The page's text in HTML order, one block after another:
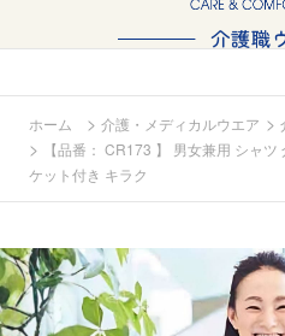
ホーム > 介護・メディカルウエア >
>
【品番： CR173 】 男女兼用 シャ
ケット付き キラク